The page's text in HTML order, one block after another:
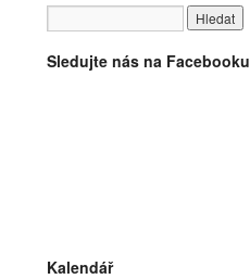
Sledujte nás na Facebooku
Kalendář